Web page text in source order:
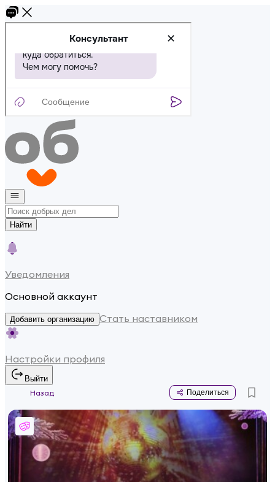
Найти
Уведомления
Основной аккаунт
Добавить организацию Стать наставником
Настройки профиля
Выйти
Назад
Поделиться